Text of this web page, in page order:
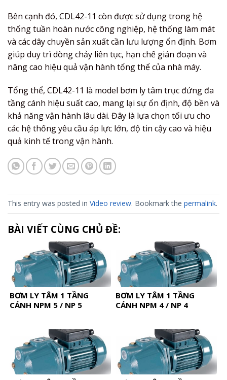
Bên cạnh đó, CDL42-11 còn được sử dụng trong hệ
thống tuần hoàn nước công nghiệp, hệ thống làm mát
và các dây chuyền sản xuất cần lưu lượng ổn định. Bơm
giúp duy trì dòng chảy liên tục, hạn chế gián đoạn và
nâng cao hiệu quả vận hành tổng thể của nhà máy.
Tổng thể, CDL42-11 là model bơm ly tâm trục đứng đa
tầng cánh hiệu suất cao, mang lại sự ổn định, độ bền và
khả năng vận hành lâu dài. Đây là lựa chọn tối ưu cho
các hệ thống yêu cầu áp lực lớn, độ tin cậy cao và hiệu
quả kinh tế trong vận hành.
This entry was posted in Video review. Bookmark the permalink.
BÀI VIẾT CÙNG CHỦ ĐỀ:
BƠM LY TÂM 1 TẦNG
CÁNH NPM 5 / NP 5
BƠM LY TÂM 1 TẦNG
CÁNH NPM 4 / NP 4